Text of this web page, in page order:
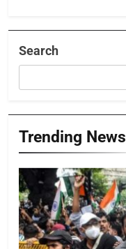
Search
Trending News